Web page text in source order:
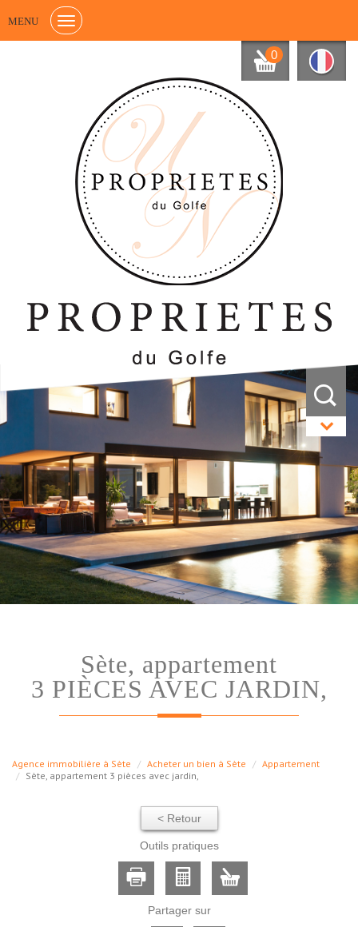
MENU
0
sète, appartement
3 PIÈCES AVEC JARDIN,
Agence immobilière à Sète Acheter un bien à Sète
Appartement
Sète, appartement 3 pièces avec jardin,
< Retour
Outils pratiques
Partager sur